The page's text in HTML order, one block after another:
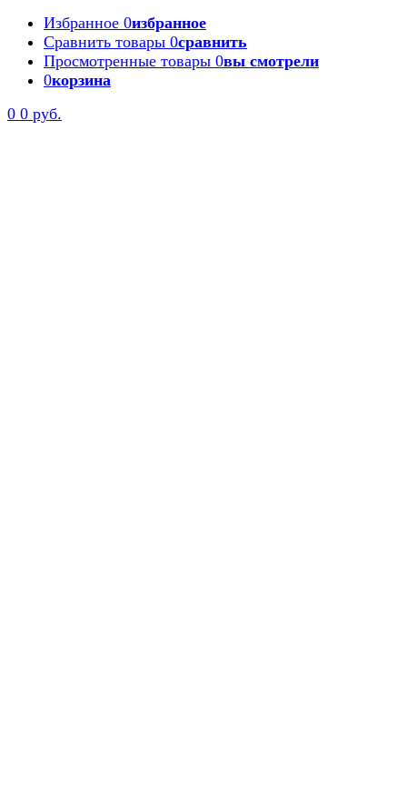
Избранное 0избранное
Сравнить товары 0сравнить
Просмотренные товары 0вы смотрели
0корзина
0 0 руб.